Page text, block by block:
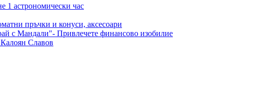
1 астрономически час
пръчки и конуси, аксесоари
с Мандали"- Привлечете финансово изобилие
Славов